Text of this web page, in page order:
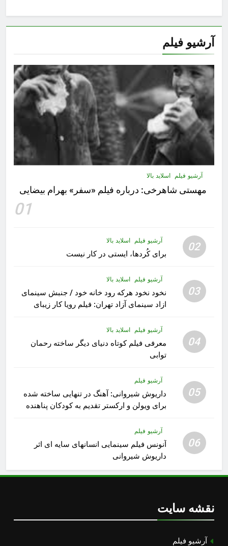
آرشیو فیلم
آرشیو فیلم اسلاید بالا
مهستى شاهرخى:‌ درباره فيلم «سفر» بهرام بیضایی
01
02 آرشیو فیلم اسلاید بالا
برای کُردها، ایستی در کار نیست
03
آرشیو فیلم اسلاید بالا
نخود نخود هرکه رود خانه خود / جنبش سینمای
ازاد سینمای آزاد تهران: فیلم رویا کار زیبای
04
آرشیو فیلم اسلاید بالا
معرفی فیلم کوتاه دنیای دیگر ساخته رحمان
توابی
05
آرشیو فیلم
داریوش شیروانی: آهنگ در تنهایی ساخته شده
برای ویولن و ارکستر تقدیم به کودکان پناهنده
06
آرشیو فیلم
آنونس فیلم سینمایی انسانهای سایه ای اثر
داریوش شیروانی
نقشه سایت
آرشیو فیلم